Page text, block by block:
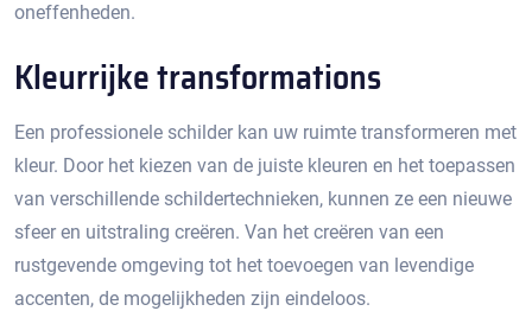
oneffenheden.​
Kleurrijke transformations
Een professionele schilder kan uw ruimte transformeren met
kleur.​ Door het kiezen van de juiste kleuren en het toepassen
van verschillende schildertechnieken, kunnen ze een nieuwe
sfeer en uitstraling creëren.​ Van het creëren van een
rustgevende omgeving tot het toevoegen van levendige
accenten, de mogelijkheden zijn eindeloos.​